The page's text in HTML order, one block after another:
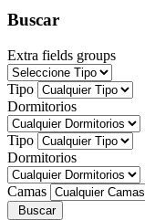
Buscar
Extra fields groups
Tipo
Dormitorios
Tipo
Dormitorios
Camas